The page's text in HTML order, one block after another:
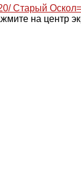
на центр